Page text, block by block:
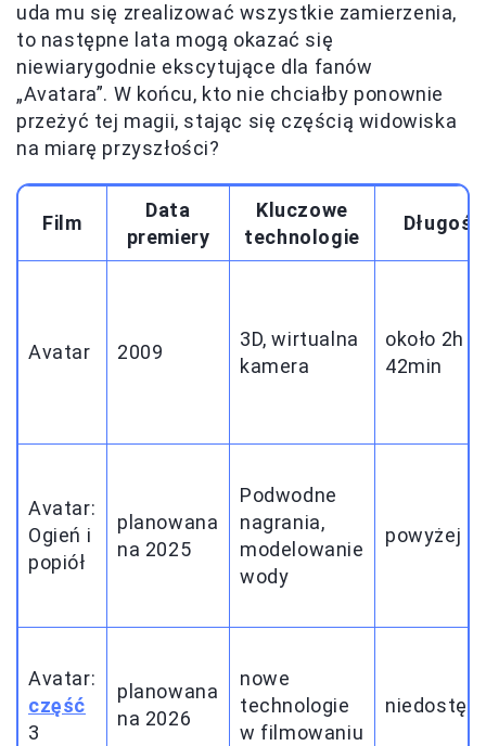
uda mu się zrealizować wszystkie zamierzenia,
to następne lata mogą okazać się
niewiarygodnie ekscytujące dla fanów
„Avatara”. W końcu, kto nie chciałby ponownie
przeżyć tej magii, stając się częścią widowiska
na miarę przyszłości?
Film
Data
premiery
Kluczowe
technologie
Długość
Avatar 2009
3D, wirtualna
kamera
około 2h
42min
Avatar:
Ogień i
popiół
planowana
na 2025
Podwodne
nagrania,
modelowanie
wody
powyżej
Avatar:
część
3
planowana
na 2026
nowe
technologie
w filmowaniu